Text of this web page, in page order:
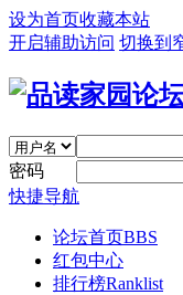
设为首页收藏本站
开启辅助访问 切换到
密码
快捷导航
论坛首页BBS
红包中心
排行榜Ranklist